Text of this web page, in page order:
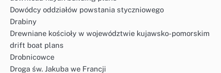
Dowódcy oddziałów powstania styczniowego
Drabiny
Drewniane kościoły w województwie kujawsko-pomorskim
drift boat plans
Drobnicowce
Droga św. Jakuba we Francji